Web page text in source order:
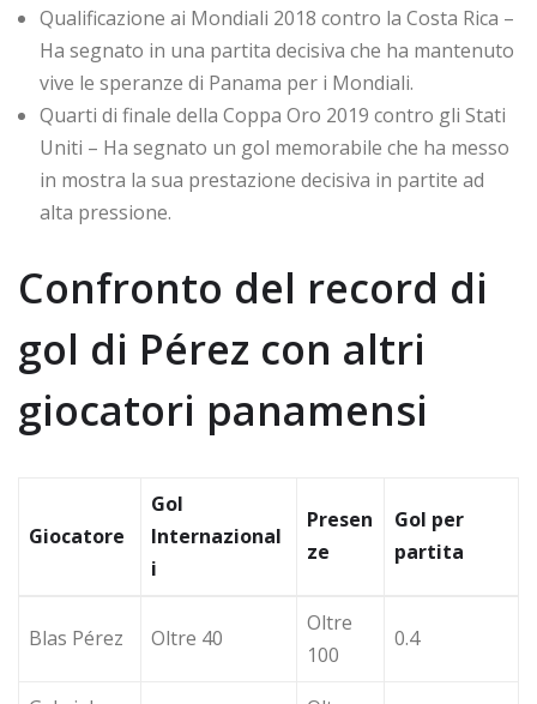
Qualificazione ai Mondiali 2018 contro la Costa Rica –
Ha segnato in una partita decisiva che ha mantenuto
vive le speranze di Panama per i Mondiali.
Quarti di finale della Coppa Oro 2019 contro gli Stati
Uniti – Ha segnato un gol memorabile che ha messo
in mostra la sua prestazione decisiva in partite ad
alta pressione.
Confronto del record di
gol di Pérez con altri
giocatori panamensi
Giocatore
Gol
Internazional
i
Presen
ze
Gol per
partita
Blas Pérez Oltre 40
Oltre
100
0.4